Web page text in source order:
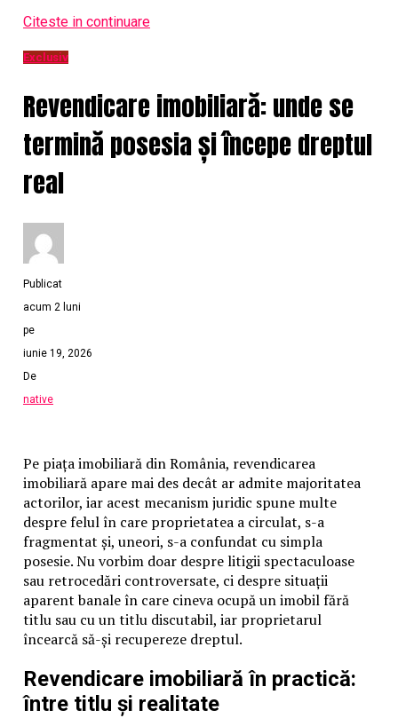
Citeste in continuare
Exclusiv
Revendicare imobiliară: unde se
termină posesia și începe dreptul
real
Publicat
acum 2 luni
pe
iunie 19, 2026
De
native
Pe piața imobiliară din România, revendicarea
imobiliară apare mai des decât ar admite majoritatea
actorilor, iar acest mecanism juridic spune multe
despre felul în care proprietatea a circulat, s-a
fragmentat și, uneori, s-a confundat cu simpla
posesie. Nu vorbim doar despre litigii spectaculoase
sau retrocedări controversate, ci despre situații
aparent banale în care cineva ocupă un imobil fără
titlu sau cu un titlu discutabil, iar proprietarul
încearcă să-și recupereze dreptul.
Revendicare imobiliară în practică:
între titlu și realitate